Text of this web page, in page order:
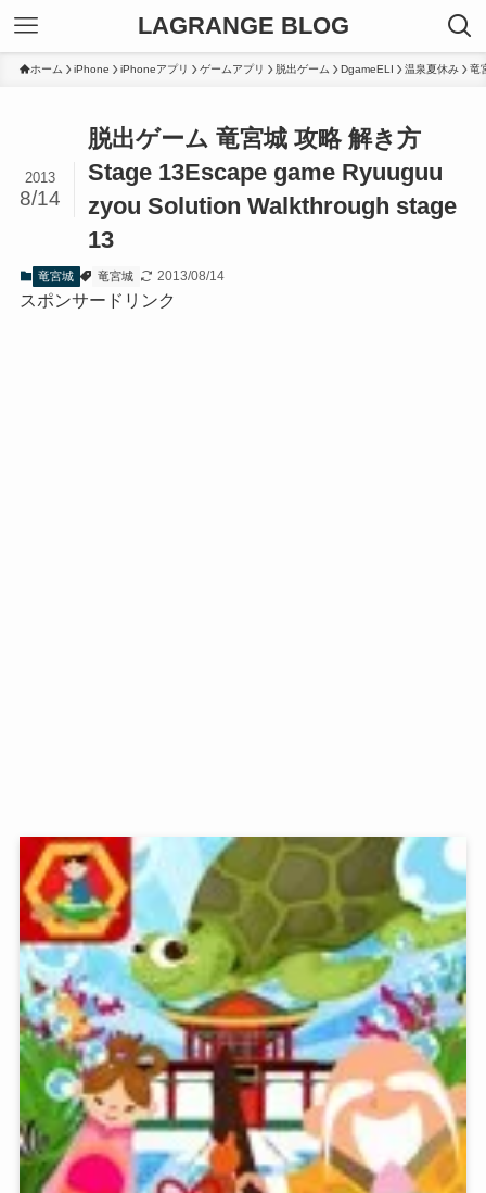
LAGRANGE BLOG
ホーム iPhone iPhoneアプリ ゲームアプリ 脱出ゲーム DgameELI 温泉夏休み 竜
脱出ゲーム 竜宮城 攻略 解き方
Stage 13Escape game Ryuuguu
zyou Solution Walkthrough stage
13
2013
8/14
竜宮城 竜宮城 2013/08/14
スポンサードリンク